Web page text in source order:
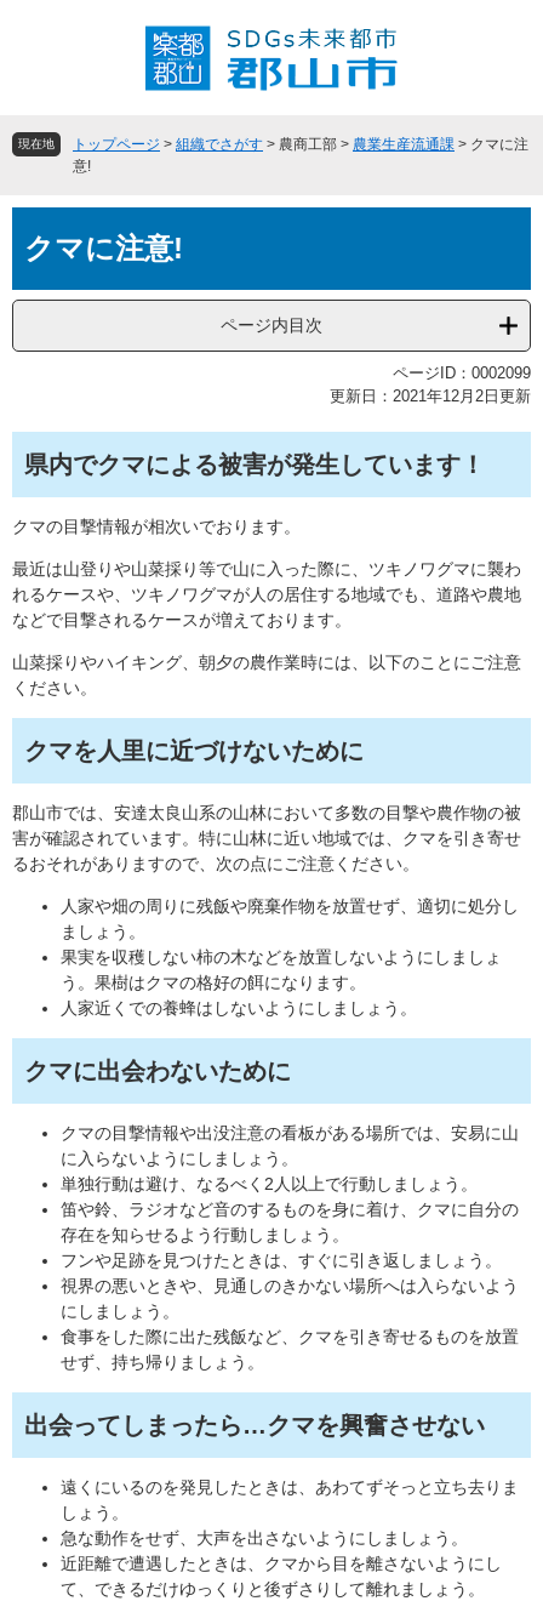
頭
飛
へ
現在地 トップページ > 組織でさがす > 農商工部 > 農業生産流通課 > クマに注
意!
文クマに注意!
ページ内目次
ページID：0002099
更新日：2021年12月2日更新
県内でクマによる被害が発生しています！
クマの目撃情報が相次いでおります。
最近は山登りや山菜採り等で山に入った際に、ツキノワグマに襲わ
れるケースや、ツキノワグマが人の居住する地域でも、道路や農地
などで目撃されるケースが増えております。
山菜採りやハイキング、朝夕の農作業時には、以下のことにご注意
ください。
クマを人里に近づけないために
郡山市では、安達太良山系の山林において多数の目撃や農作物の被
害が確認されています。特に山林に近い地域では、クマを引き寄せ
るおそれがありますので、次の点にご注意ください。
人家や畑の周りに残飯や廃棄作物を放置せず、適切に処分し
ましょう。
果実を収穫しない柿の木などを放置しないようにしましょ
う。果樹はクマの格好の餌になります。
人家近くでの養蜂はしないようにしましょう。
クマに出会わないために
クマの目撃情報や出没注意の看板がある場所では、安易に山
に入らないようにしましょう。
単独行動は避け、なるべく2人以上で行動しましょう。
笛や鈴、ラジオなど音のするものを身に着け、クマに自分の
存在を知らせるよう行動しましょう。
フンや足跡を見つけたときは、すぐに引き返しましょう。
視界の悪いときや、見通しのきかない場所へは入らないよう
にしましょう。
食事をした際に出た残飯など、クマを引き寄せるものを放置
せず、持ち帰りましょう。
出会ってしまったら…クマを興奮させない
遠くにいるのを発見したときは、あわてずそっと立ち去りま
しょう。
急な動作をせず、大声を出さないようにしましょう。
近距離で遭遇したときは、クマから目を離さないようにし
て、できるだけゆっくりと後ずさりして離れましょう。